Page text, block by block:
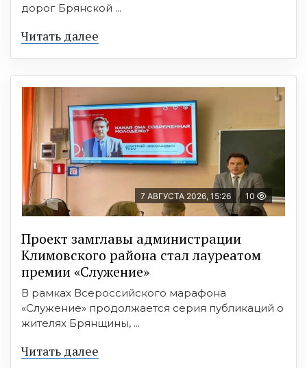
дорог Брянской ...
Читать далее
7 АВГУСТА 2026, 15:26 10
Проект замглавы администрации
Климовского района стал лауреатом
премии «Служение»
В рамках Всероссийского марафона
«Служение» продолжается серия публикаций о
жителях Брянщины, ...
Читать далее